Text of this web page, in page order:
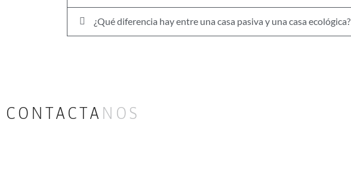
¿Qué diferencia hay entre una casa pasiva y una casa ecológica?
CONTACTANOS